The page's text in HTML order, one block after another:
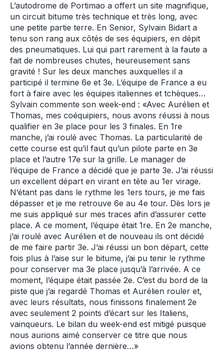
L’autodrome de Portimao a offert un site magnifique,
un circuit bitume très technique et très long, avec
une petite partie terre. En Senior, Sylvain Bidart a
tenu son rang aux côtés de ses équipiers, en dépit
des pneumatiques. Lui qui part rarement à la faute a
fait de nombreuses chutes, heureusement sans
gravité ! Sur les deux manches auxquelles il a
participé il termine 6e et 3e. L’équipe de France a eu
fort à faire avec les équipes italiennes et tchèques…
Sylvain commente son week-end : «Avec Aurélien et
Thomas, mes coéquipiers, nous avons réussi à nous
qualifier en 3e place pour les 3 finales. En 1re
manche, j’ai roulé avec Thomas. La particularité de
cette course est qu’il faut qu’un pilote parte en 3e
place et l’autre 17e sur la grille. Le manager de
l’équipe de France a décidé que je parte 3e. J’ai réussi
un excellent départ en virant en tête au 1er virage.
N’étant pas dans le rythme les 1ers tours, je me fais
dépasser et je me retrouve 6e au 4e tour. Dès lors je
me suis appliqué sur mes traces afin d’assurer cette
place. A ce moment, l’équipe était 1re. En 2e manche,
j’ai roulé avec Aurélien et de nouveau ils ont décidé
de me faire partir 3e. J’ai réussi un bon départ, cette
fois plus à l’aise sur le bitume, j’ai pu tenir le rythme
pour conserver ma 3e place jusqu’à l’arrivée. A ce
moment, l’équipe était passée 2e. C’est du bord de la
piste que j’ai regardé Thomas et Aurélien rouler et,
avec leurs résultats, nous finissons finalement 2e
avec seulement 2 points d’écart sur les Italiens,
vainqueurs. Le bilan du week-end est mitigé puisque
nous aurions aimé conserver ce titre que nous
avions obtenu l’année dernière…»